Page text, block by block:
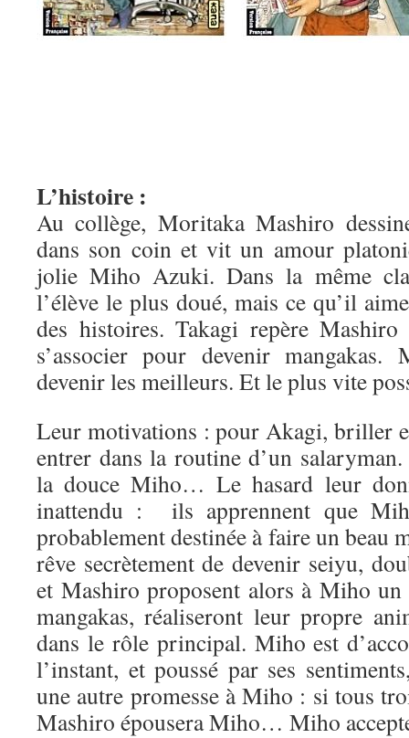
L’histoire :
Au collège, Moritaka Mashiro
dans son coin et vit un amour
jolie Miho Azuki. Dans la même
l’élève le plus doué, mais ce qu’il
des histoires. Takagi repère
s’associer pour devenir
devenir les meilleurs. Et le plus vite
Leur motivations : pour Akagi, briller
entrer dans la routine d’un
la douce Miho… Le hasard leur
inattendu : ils apprennent que
probablement destinée à faire un beau
rêve secrètement de devenir seiyu,
et Mashiro proposent alors à Miho
mangakas, réaliseront leur propre
dans le rôle principal. Miho est
l’instant, et poussé par ses
une autre promesse à Miho : si tous
Mashiro épousera Miho… Miho